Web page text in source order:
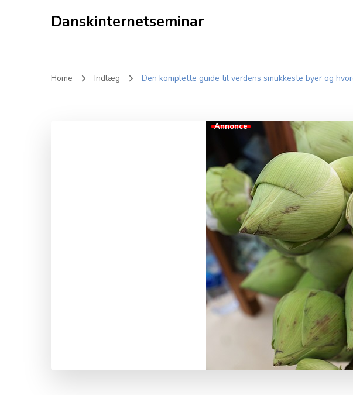
Danskinternetseminar
Home Indlæg Den komplette guide til verdens smukkeste byer og
Annonce